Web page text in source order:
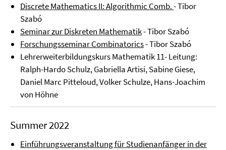
Discrete Mathematics II: Algorithmic Comb.- Tibor
Szabó
Seminar zur Diskreten Mathematik- Tibor Szabó
Forschungsseminar Combinatorics- Tibor Szabó
Lehrerweiterbildungskurs Mathematik 11- Leitung:
Ralph-Hardo Schulz, Gabriella Artisi, Sabine Giese,
Daniel Marc Pitteloud, Volker Schulze, Hans-Joachim
von Höhne
Summer 2022
Einführungsveranstaltung für Studienanfänger in der